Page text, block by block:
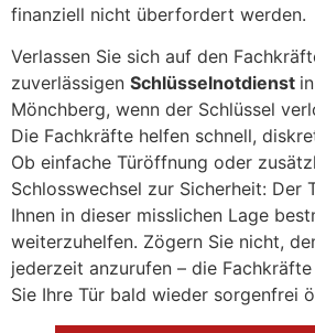
finanziell nicht überfordert werden.
Verlassen Sie sich auf den
zuverlässigen Schlüsselnotdienst
Mönchberg, wenn der Schlüssel
Die Fachkräfte helfen schnell,
Ob einfache Türöffnung oder
Schlosswechsel zur Sicherheit: Der
Ihnen in dieser misslichen Lage
weiterzuhelfen. Zögern Sie nicht,
jederzeit anzurufen – die
Sie Ihre Tür bald wieder sorgenfrei